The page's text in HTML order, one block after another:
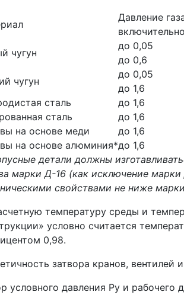
Давление
включительно
чугун
до 0,05
до 0,6
чугун
до 0,05
до 1,6
сталь
до 1,6
сталь
до 1,6
на основе меди
до 1,6
на основе алюминия*до 1,6
детали должны
марки Д-16 (как исключение
свойствами не ниже
температуру среды и
условно считается
0,98.
затвора кранов, вентилей
условного давления Pу и рабочего